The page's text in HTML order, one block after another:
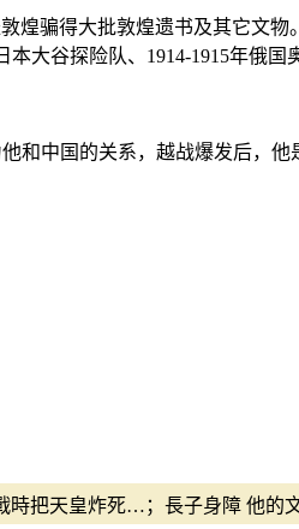
煌骗得大批敦煌遗书及其它文物
大谷探险队、1914-1915年俄国
和中国的关系，越战爆发后，
把天皇炸死…；長子身障 他的